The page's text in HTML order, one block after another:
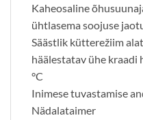
Kaheosaline
ühtlasema soojuse
Säästlik kütterežiim
häälestatav ühe kraadi
°C
Inimese tuvastamise
Nädalataimer